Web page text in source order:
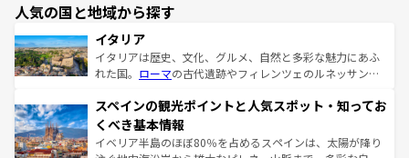
人気の国と地域から探す
イタリア
イタリアは歴史、文化、グルメ、自然と多彩な魅力にあふ
れた国。 ローマの古代遺跡やフィレンツェのルネッサンス
ろん、トスカーナの美しい田園風景やアマルフィ海岸の絶
景など、自然景観も見逃せない。観光の合間には、本場の
ピザやパスタなど、絶品のイタリア料理を堪能することも
できる。朝目覚めてから夜眠るまで、すべての瞬間を楽し
スペインの観光ポイントと人気スポット・知ってお
くべき基本情報
イベリア半島のほぼ80％を占めるスペインは、太陽が降り